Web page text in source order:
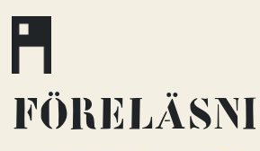
Destinationer
A HouseÖstermalm